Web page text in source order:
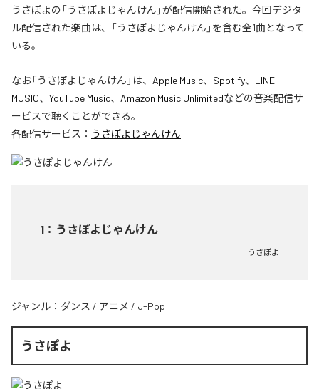
うさぽよの「うさぽよじゃんけん」が配信開始された。今回デジタ
ル配信された楽曲は、「うさぽよじゃんけん」を含む全1曲となって
いる。
なお「うさぽよじゃんけん 」は、 Apple Music、 Spotify、 LINE
MUSIC、 YouTube Music、 Amazon Music Unlimitedなどの音楽配信サ
ービスで聴くことができる。
各配信サービス： うさぽよじゃんけん
1 ： うさぽよじゃんけん
うさぽよ
ジャンル： ダンス / アニメ / J-Pop
うさぽよ